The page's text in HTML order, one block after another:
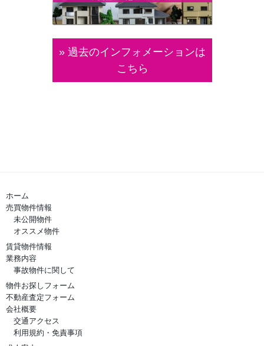
» 過去のインフォメーションは
こちら
ホーム
売買物件情報
未公開物件
オススメ物件
賃貸物件情報
業務内容
事故物件に関して
物件お探しフォーム
不動産査定フォーム
会社概要
交通アクセス
利用規約・免責事項